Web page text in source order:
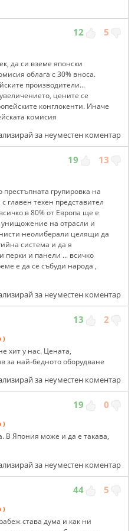
12 5
да си вземе японски
облага с 30% вноса.
производители...
цените се
конглокенти. Иначе
комисия
за неуместен коментар
19 13
групировка на
главен техен представител
в 80% от Европа ще е
унищожение на отрасли и
неолиберали целящи да
система и да я
перки и панели ... всичко
е да се събуди народа ,
за неуместен коментар
13 2
)
хит у нас. Цената,
за най-бедното оборудване
за неуместен коментар
19 0
)
В Япония може и да е такава,
за неуместен коментар
44 5
)
става дума и как ни